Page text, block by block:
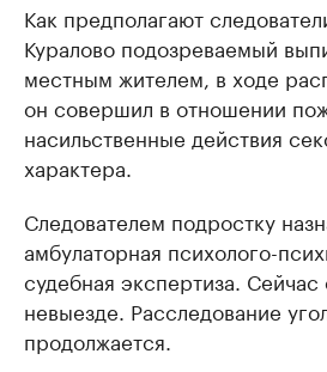
Как предполагают
Куралово подозреваемый
местным жителем, в ходе
он совершил в отношении
насильственные действия
характера.
Следователем подростку
амбулаторная психолого-
судебная экспертиза.
невыезде. Расследование
продолжается.